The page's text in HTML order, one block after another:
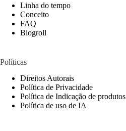
Linha do tempo
Conceito
FAQ
Blogroll
Políticas
Direitos Autorais
Política de Privacidade
Política de Indicação de produtos
Política de uso de IA